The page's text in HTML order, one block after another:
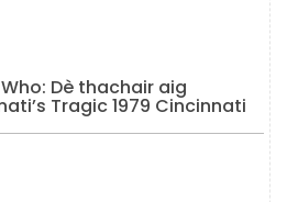
Dè thachair aig
Tragic 1979 Cincinnati